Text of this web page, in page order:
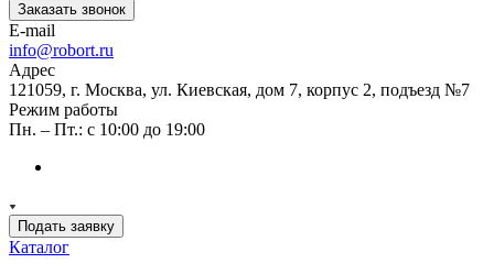
Заказать звонок
E-mail
info@robort.ru
Адрес
121059, г. Москва, ул. Киевская, дом 7, корпус 2, подъезд №7
Режим работы
Пн. – Пт.: с 10:00 до 19:00
Подать заявку
Каталог